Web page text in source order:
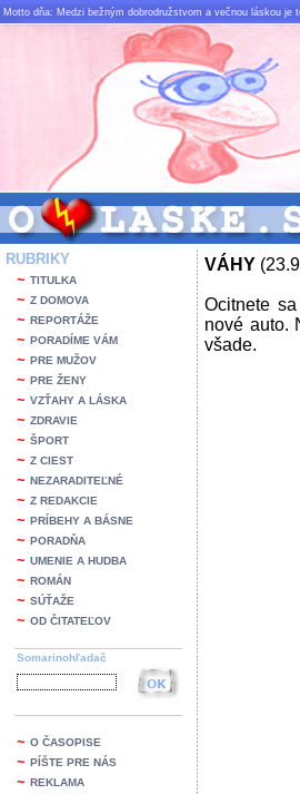
Motto dňa: Medzi bežným dobrodružstvom a večnou láskou
RUBRIKY
~ TITULKA
~ Z DOMOVA
~ REPORTÁŽE
~ PORADÍME VÁM
~ PRE MUŽOV
~ PRE ŽENY
~ VZŤAHY A LÁSKA
~ ZDRAVIE
~ ŠPORT
~ Z CIEST
~ NEZARADITEĽNÉ
~ Z REDAKCIE
~ PRÍBEHY A BÁSNE
~ PORADŇA
~ UMENIE A HUDBA
~ ROMÁN
~ SÚŤAŽE
~ OD ČITATEĽOV
Somarinohľadač
~ O ČASOPISE
~ PÍŠTE PRE NÁS
~ REKLAMA
VÁHY
Ocitnete
nové auto.
všade.